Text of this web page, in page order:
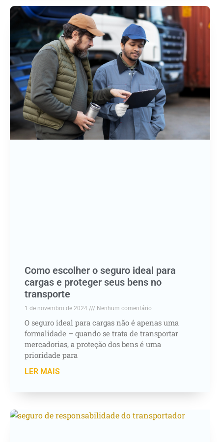
Como escolher o seguro ideal para
cargas e proteger seus bens no
transporte
1 de novembro de 2024 Nenhum comentário
O seguro ideal para cargas não é apenas uma
formalidade – quando se trata de transportar
mercadorias, a proteção dos bens é uma
prioridade para
LER MAIS